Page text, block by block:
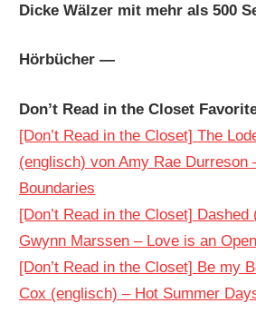
Dicke Wälzer mit mehr als 500
Hörbücher —
Don’t Read in the Closet
[Don’t Read in the Closet] The
(englisch) von Amy Rae Durreson
Boundaries
[Don’t Read in the Closet]
Gwynn Marssen – Love is an
[Don’t Read in the Closet] Be my
Cox (englisch) – Hot Summer